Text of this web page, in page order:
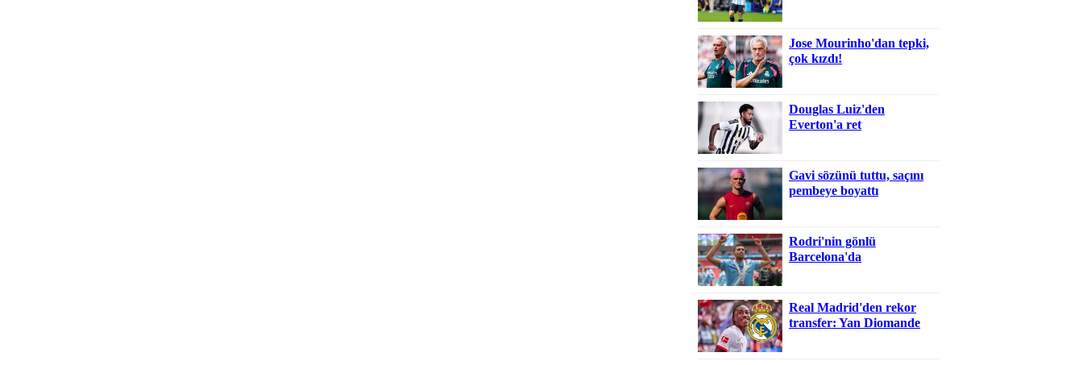
Jose Mourinho'dan tepki,
çok kızdı!
Douglas Luiz'den
Everton'a ret
Gavi sözünü tuttu, saçını
pembeye boyattı
Rodri'nin gönlü
Barcelona'da
Real Madrid'den rekor
transfer: Yan Diomande